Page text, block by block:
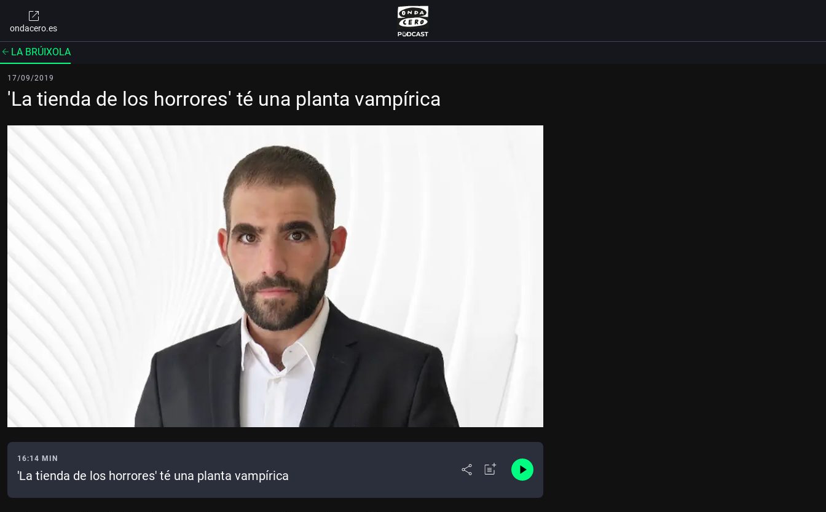
ondacero.es
LA BRÚIXOLA
17/09/2019
'La tienda de los horrores' té una planta vampírica
16:14 MIN
'La tienda de los horrores' té una planta vampírica